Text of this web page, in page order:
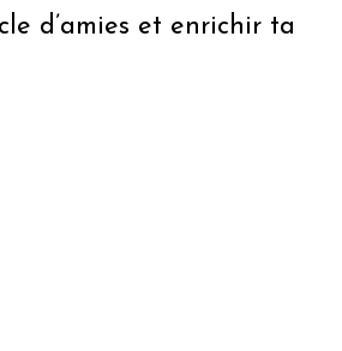
d’amies et enrichir ta